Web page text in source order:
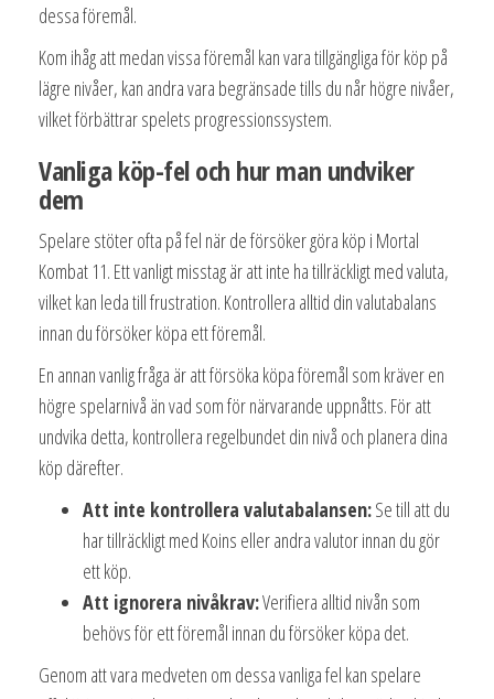
dessa föremål.
Kom ihåg att medan vissa föremål kan vara tillgängliga för köp på
lägre nivåer, kan andra vara begränsade tills du når högre nivåer,
vilket förbättrar spelets progressionssystem.
Vanliga köp-fel och hur man undviker
dem
Spelare stöter ofta på fel när de försöker göra köp i Mortal
Kombat 11. Ett vanligt misstag är att inte ha tillräckligt med valuta,
vilket kan leda till frustration. Kontrollera alltid din valutabalans
innan du försöker köpa ett föremål.
En annan vanlig fråga är att försöka köpa föremål som kräver en
högre spelarnivå än vad som för närvarande uppnåtts. För att
undvika detta, kontrollera regelbundet din nivå och planera dina
köp därefter.
Att inte kontrollera valutabalansen:Se till att du
har tillräckligt med Koins eller andra valutor innan du gör
ett köp.
Att ignorera nivåkrav:Verifiera alltid nivån som
behövs för ett föremål innan du försöker köpa det.
Genom att vara medveten om dessa vanliga fel kan spelare